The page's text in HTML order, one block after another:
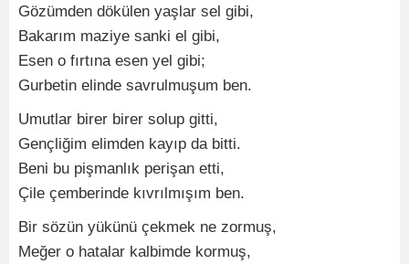
Gözümden dökülen yaşlar sel gibi,
Bakarım maziye sanki el gibi,
Esen o fırtına esen yel gibi;
Gurbetin elinde savrulmuşum ben.
Umutlar birer birer solup gitti,
Gençliğim elimden kayıp da bitti.
Beni bu pişmanlık perişan etti,
Çile çemberinde kıvrılmışım ben.
Bir sözün yükünü çekmek ne zormuş,
Meğer o hatalar kalbimde kormuş,